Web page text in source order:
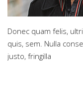
Donec quam felis,
quis, sem. Nulla
justo, fringilla